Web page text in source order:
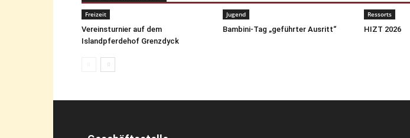
Freizeit
Vereinsturnier auf dem
Islandpferdehof Grenzdyck
Jugend
Bambini-Tag „geführter Ausritt“
Ressorts
HIZT 2026